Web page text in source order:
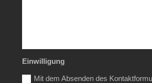
Einwilligung
Mit dem Absenden des